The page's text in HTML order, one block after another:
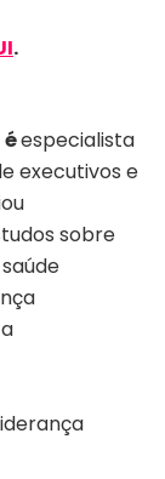
.
especialista
executivos e
sobre